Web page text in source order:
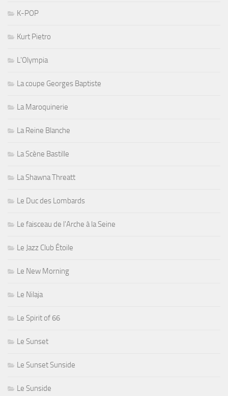
K-POP
Kurt Pietro
L'Olympia
La coupe Georges Baptiste
La Maroquinerie
La Reine Blanche
La Scène Bastille
La Shawna Threatt
Le Duc des Lombards
Le faisceau de l'Arche à la Seine
Le Jazz Club Étoile
Le New Morning
Le Nilaja
Le Spirit of 66
Le Sunset
Le Sunset Sunside
Le Sunside